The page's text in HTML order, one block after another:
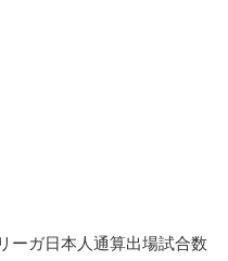
ーガ日本人通算出場試合数